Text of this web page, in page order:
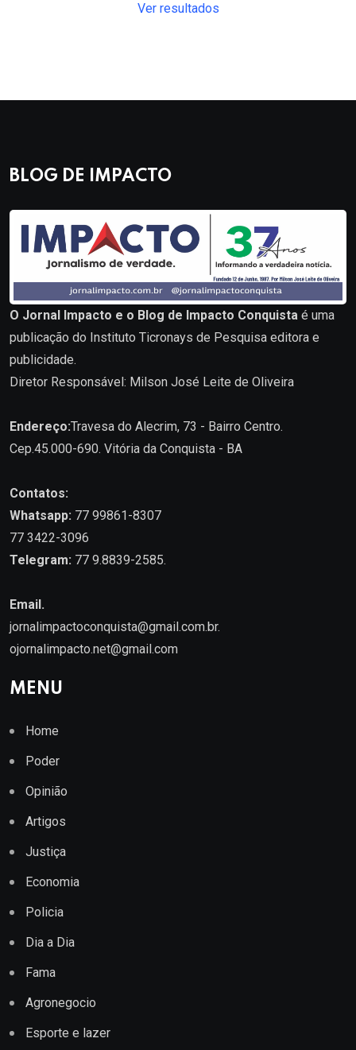
Ver resultados
BLOG DE IMPACTO
O Jornal Impacto e o Blog de Impacto Conquista é uma
publicação do Instituto Ticronays de Pesquisa editora e
publicidade.
Diretor Responsável: Milson José Leite de Oliveira
Endereço:Travesa do Alecrim, 73 - Bairro Centro.
Cep.45.000-690. Vitória da Conquista - BA
Contatos:
Whatsapp: 77 99861-8307
77 3422-3096
Telegram: 77 9.8839-2585.
Email.
jornalimpactoconquista@gmail.com.br.
ojornalimpacto.net@gmail.com
MENU
Home
Poder
Opinião
Artigos
Justiça
Economia
Policia
Dia a Dia
Fama
Agronegocio
Esporte e lazer